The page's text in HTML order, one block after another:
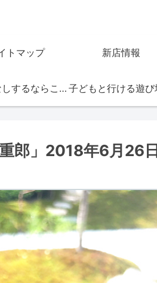
トマップ 新店情報
おもてなしするならこの店
郎」2018年6月26